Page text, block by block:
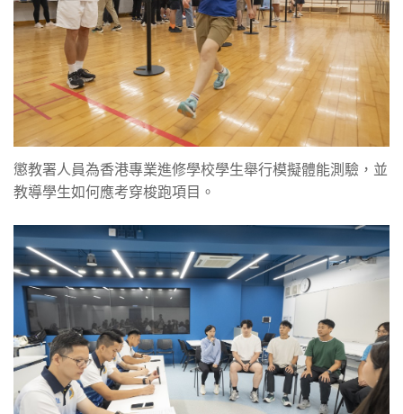
懲教署人員為香港專業進修學校學生舉行模擬體能測驗，並
教導學生如何應考穿梭跑項目。